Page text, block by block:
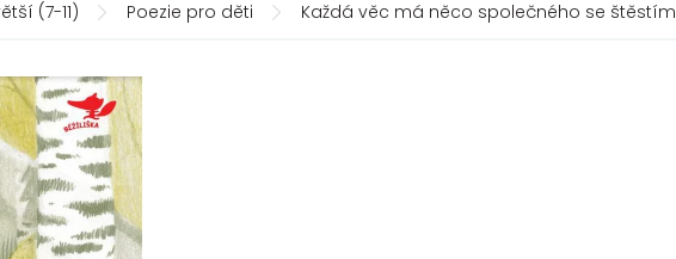
(7-11) Poezie pro děti Každá věc má něco společného se štěstím